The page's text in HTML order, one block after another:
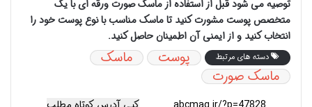
توصیه می شود قبل از استفاده از ماسک صورت ورقه ای با یک
متخصص پوست مشورت کنید تا ماسک مناسب با نوع پوست خود را
انتخاب کنید و از ایمنی آن اطمینان حاصل کنید.
دسته های مرتبط پوست
ماسک
ماسک صورت